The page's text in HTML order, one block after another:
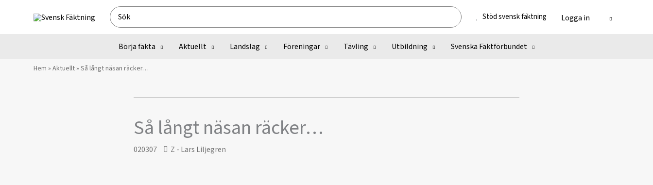
Search
for:
Stöd svensk fäktning Logga in
Börja fäkta Aktuellt Landslag Föreningar Tävling Utbildning Svenska Fäktförbundet
Hem » Aktuellt» Så långt näsan räcker…
Så långt näsan räcker…
020307 Z - Lars Liljegren